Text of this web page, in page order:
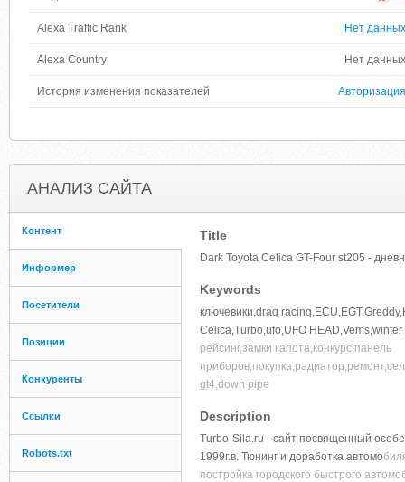
Alexa Traffic Rank Нет данных
Alexa Country Нет данных
История изменения показателей Авторизация
АНАЛИЗ САЙТА
Контент
Информер
Посетители
Позиции
Конкуренты
Ссылки
Robots.txt
Title
Dark Toyota Celica GT-Four st205 -
Keywords
ключевики,drag
Celica,Turbo,ufo,UFO
рейсинг,замки капота,конкурс,панель
gt4,down pipe
Description
Turbo-Sila.ru - сайт посвященный
1999г.в. Тюнинг и доработка автомо
постройка городского быстрого